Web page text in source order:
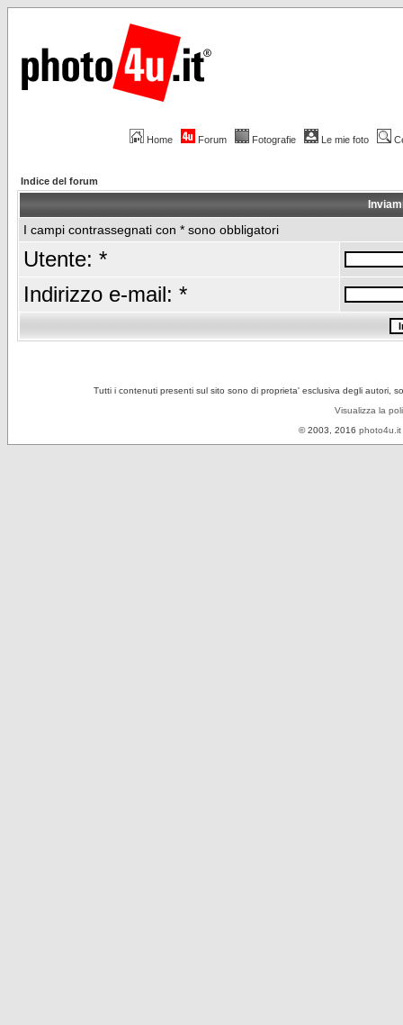
Home Forum Fotografie Le mie foto
Indice del forum
I campi contrassegnati con * sono obbligatori
Utente: *
Indirizzo e-mail: *
Tutti i contenuti presenti sul sito sono di proprieta' esclusiva degli autori,
Visualizza la
© 2003, 2016 photo4u.it